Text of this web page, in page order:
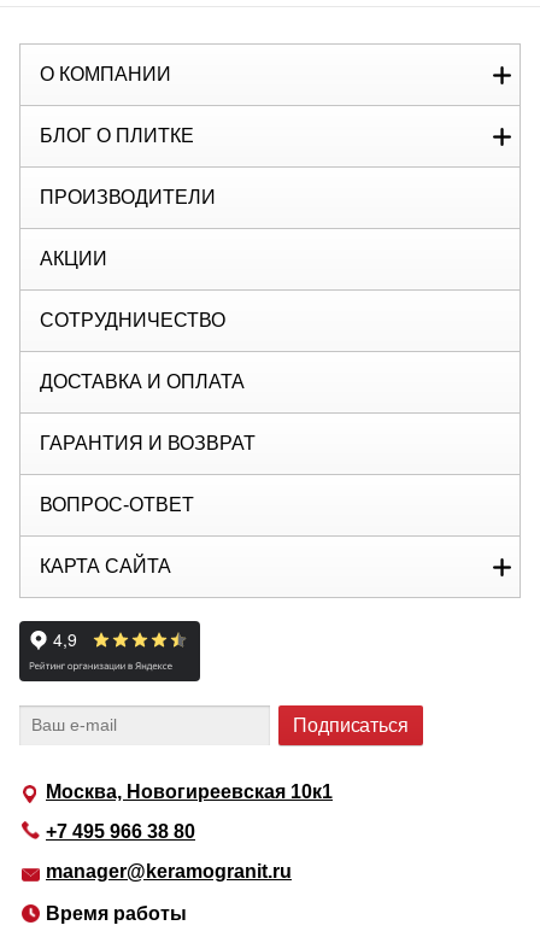
Москва, Новогиреевская 10к1
+7 495 966 38 80
manager@keramogranit.ru
Время работы
О КОМПАНИИ
БЛОГ О ПЛИТКЕ
ПРОИЗВОДИТЕЛИ
АКЦИИ
СОТРУДНИЧЕСТВО
ДОСТАВКА И ОПЛАТА
ГАРАНТИЯ И ВОЗВРАТ
ВОПРОС-ОТВЕТ
КАРТА САЙТА